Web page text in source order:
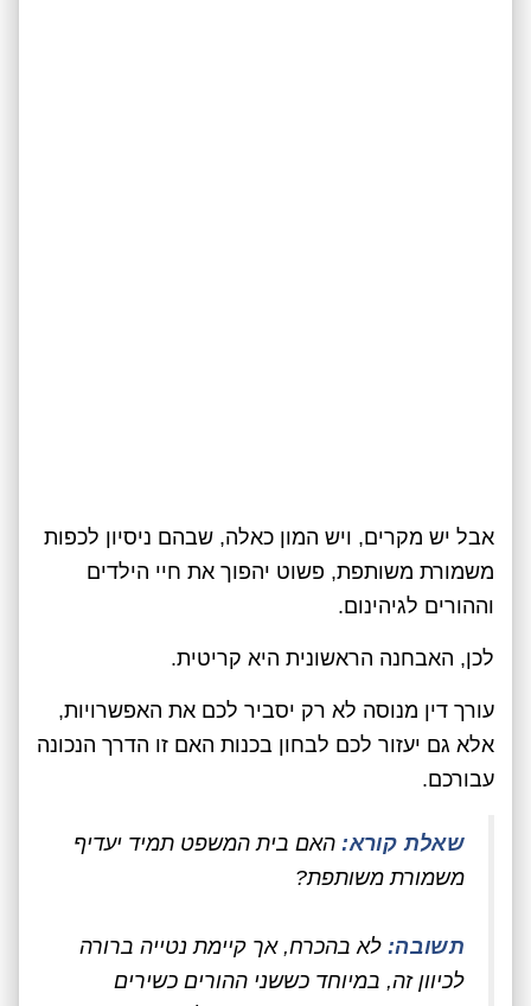
אבל יש מקרים, ויש המון כאלה, שבהם ניסיון לכפות
משמורת משותפת, פשוט יהפוך את חיי הילדים
וההורים לגיהינום.
לכן, האבחנה הראשונית היא קריטית.
עורך דין מנוסה לא רק יסביר לכם את האפשרויות,
אלא גם יעזור לכם לבחון בכנות האם זו הדרך הנכונה
עבורכם.
שאלת קורא: האם בית המשפט תמיד יעדיף
משמורת משותפת?
תשובה: לא בהכרח, אך קיימת נטייה ברורה
לכיוון זה, במיוחד כששני ההורים כשירים